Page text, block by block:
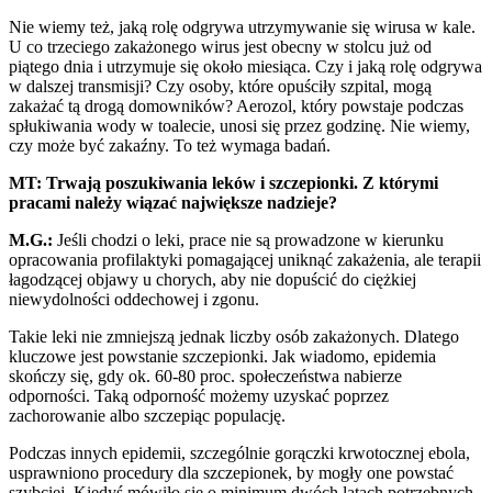
Nie wiemy też, jaką rolę odgrywa utrzymywanie się wirusa w kale.
U co trzeciego zakażonego wirus jest obecny w stolcu już od
piątego dnia i utrzymuje się około miesiąca. Czy i jaką rolę odgrywa
w dalszej transmisji? Czy osoby, które opuściły szpital, mogą
zakażać tą drogą domowników? Aerozol, który powstaje podczas
spłukiwania wody w toalecie, unosi się przez godzinę. Nie wiemy,
czy może być zakaźny. To też wymaga badań.
MT: Trwają poszukiwania leków i szczepionki. Z którymi
pracami należy wiązać największe nadzieje?
M.G.: Jeśli chodzi o leki, prace nie są prowadzone w kierunku
opracowania profilaktyki pomagającej uniknąć zakażenia, ale terapii
łagodzącej objawy u chorych, aby nie dopuścić do ciężkiej
niewydolności oddechowej i zgonu.
Takie leki nie zmniejszą jednak liczby osób zakażonych. Dlatego
kluczowe jest powstanie szczepionki. Jak wiadomo, epidemia
skończy się, gdy ok. 60-80 proc. społeczeństwa nabierze
odporności. Taką odporność możemy uzyskać poprzez
zachorowanie albo szczepiąc populację.
Podczas innych epidemii, szczególnie gorączki krwotocznej ebola,
usprawniono procedury dla szczepionek, by mogły one powstać